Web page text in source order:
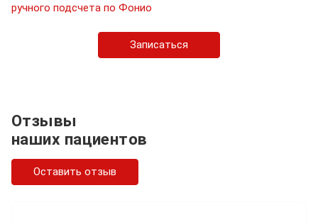
ручного подсчета по Фонио
Записаться
Отзывы
наших пациентов
Оставить отзыв